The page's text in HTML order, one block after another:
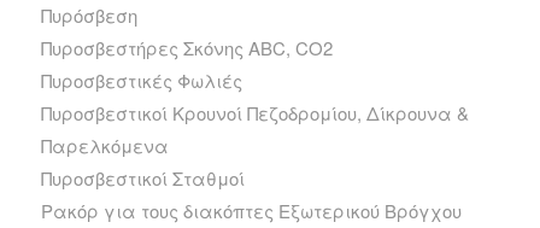
Πυρόσβεση
Πυροσβεστήρες Σκόνης ABC, CO2
Πυροσβεστικές Φωλιές
Πυροσβεστικοί Κρουνοί Πεζοδρομίου, Δίκρουνα &
Παρελκόμενα
Πυροσβεστικοί Σταθμοί
Ρακόρ για τους διακόπτες Εξωτερικού Βρόγχου